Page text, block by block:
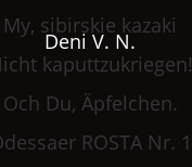
My, sibirskie kazaki
Deni V. N.
kaputtzukriegen!
Och Du, Äpfelchen.
ROSTA Nr. 1